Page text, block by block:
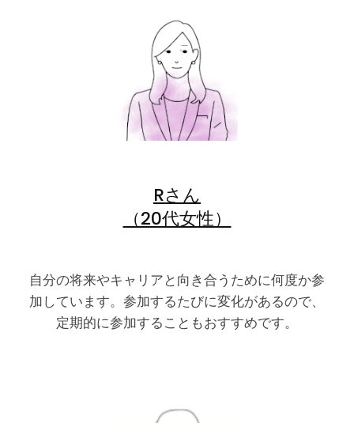
Rさん
（20代女性）
自分の将来やキャリアと向き合うために何度か参
加しています。参加するたびに変化があるので、
定期的に参加することもおすすめです。